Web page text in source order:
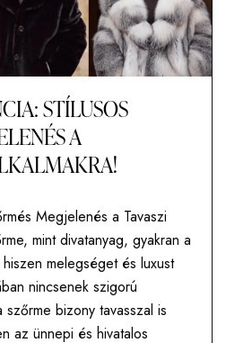
STÍLUSOS
A
Megjelenés a Tavaszi
mint divatanyag, gyakran a
melegséget és luxust
nincsenek szigorú
bizony tavasszal is
az ünnepi és hivatalos